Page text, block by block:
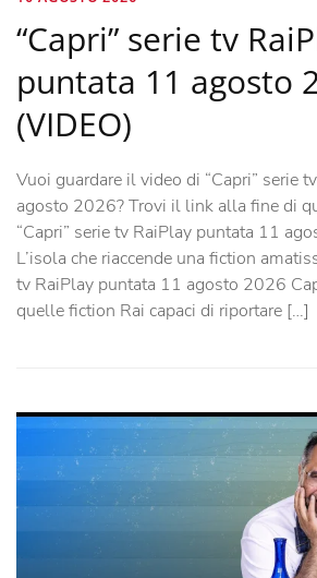
“Capri” serie tv
puntata 11 agosto
(VIDEO)
Vuoi guardare il video di “Capri” serie
agosto 2026? Trovi il link alla fine di
“Capri” serie tv RaiPlay puntata 11
L’isola che riaccende una fiction
tv RaiPlay puntata 11 agosto 2026
quelle fiction Rai capaci di riportare […]